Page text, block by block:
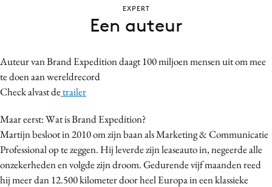
Contentmarketing
Craft
Data & Insights
Design
Digital transformation
Diversiteit
Auteur van Brand Expedition daagt 100 miljoen mensen uit om mee
te doen aan wereldrecord
Check alvast detrailer
Maar eerst: Wat is Brand Expedition?
Martijn besloot in 2010 om zijn baan als Marketing & Communicatie
Professional op te zeggen. Hij leverde zijn leaseauto in, negeerde alle
onzekerheden en volgde zijn droom. Gedurende vijf maanden reed
hij meer dan 12.500 kilometer door heel Europa in een klassieke
EXPERT
Een auteur